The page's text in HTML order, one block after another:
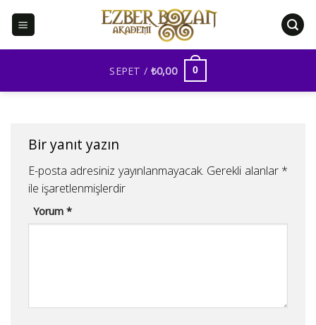
SEPET / ₺0,00 0
Bir yanıt yazın
E-posta adresiniz yayınlanmayacak. Gerekli alanlar *
ile işaretlenmişlerdir
Yorum*